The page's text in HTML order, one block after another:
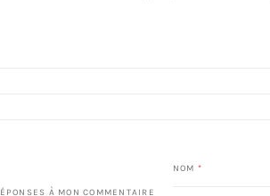
À MON COMMENTAIRE
NOM *